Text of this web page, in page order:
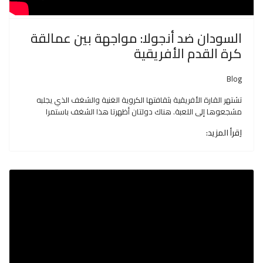
السودان ضد أنجولا: مواجهة بين عمالقة
كرة القدم الأفريقية
Blog
تشتهر القارة الأفريقية بثقافتها الكروية الغنية والشغف الذي يجلبه
مشجعوها إلى اللعبة. هناك دولتان أظهرتا هذا الشغف باستمرا
اِقرأ المزيد: